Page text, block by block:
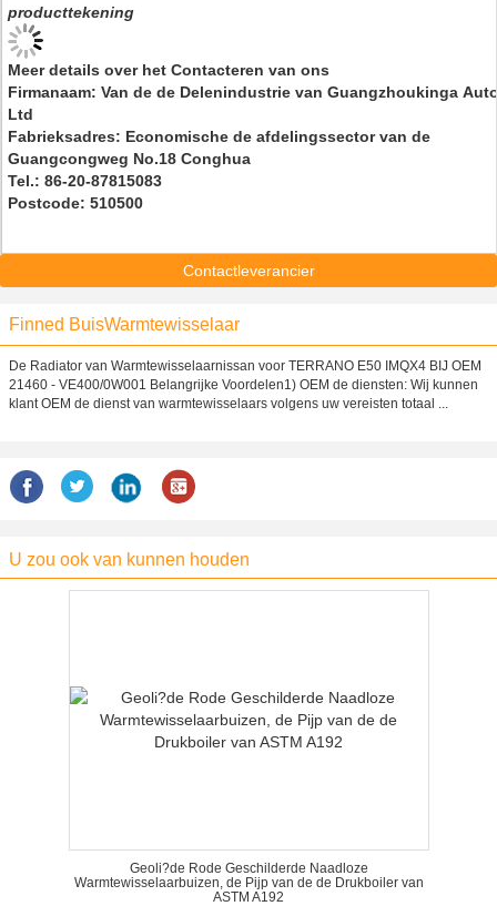
producttekening
Meer details over het Contacteren van ons
Firmanaam: Van de de Delenindustrie van Guangzhoukinga
Ltd
Fabrieksadres: Economische de afdelingssector van de
Guangcongweg No.18 Conghua
Tel.: 86-20-87815083
Postcode: 510500
Contactleverancier
Finned BuisWarmtewisselaar
De Radiator van Warmtewisselaarnissan voor TERRANO E50 IMQX4 BIJ OEM
21460 - VE400/0W001 Belangrijke Voordelen1) OEM de diensten: Wij kunnen
klant OEM de dienst van warmtewisselaars volgens uw vereisten totaal ...
U zou ook van kunnen houden
Geoli?de Rode Geschilderde Naadloze
Warmtewisselaarbuizen, de Pijp van de de Drukboiler van
ASTM A192